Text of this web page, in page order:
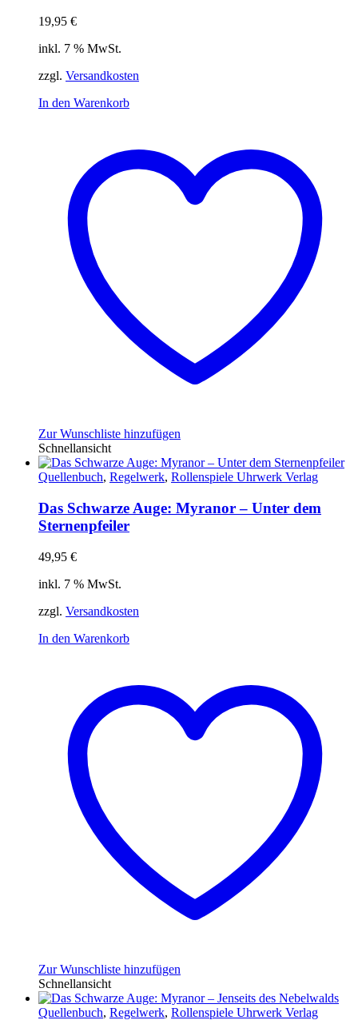
19,95 €
inkl. 7 % MwSt.
zzgl. Versandkosten
In den Warenkorb
Zur Wunschliste hinzufügen
Schnellansicht
Quellenbuch, Regelwerk, Rollenspiele Uhrwerk Verlag
Das Schwarze Auge: Myranor – Unter dem
Sternenpfeiler
49,95 €
inkl. 7 % MwSt.
zzgl. Versandkosten
In den Warenkorb
Zur Wunschliste hinzufügen
Schnellansicht
Quellenbuch, Regelwerk, Rollenspiele Uhrwerk Verlag